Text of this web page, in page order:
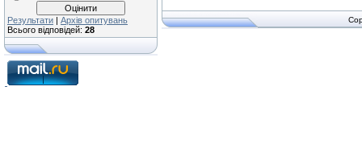
Результати | Архів опитувань
Всього відповідей: 28